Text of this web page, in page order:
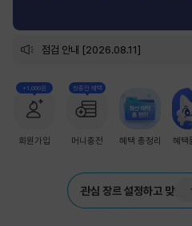
점검 안내 [2026.08.11]
+1,000원
회원가입
첫충전 혜택
머니충전 혜택 총정리 혜택
관심 장르 설정하고 맞춤